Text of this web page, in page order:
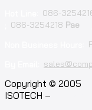
086-
086-3254218 Pae
Facebook
Line
Email
Youtube
Copyright © 2005
ISOTECH –